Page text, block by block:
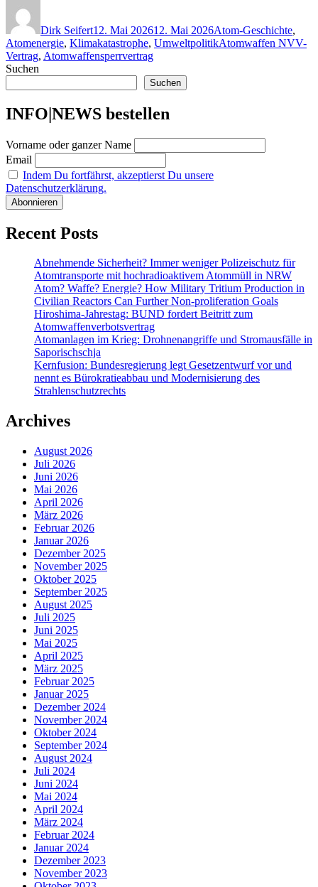
Sperrvertrag:
Nukleare
Risiken
Dirk Seifert12. Mai 202612. Mai 2026Atom-Geschichte,
Atomenergie, Klimakatastrophe, UmweltpolitikSchlagwörter
Atomwaffen NVV-
Vertrag, Atomwaffensperrvertrag
Suchen
Suchen
INFO|NEWS bestellen
Vorname oder ganzer Name
Email
Indem Du fortfährst, akzeptierst Du unsere
Datenschutzerklärung.
Recent Posts
Abnehmende Sicherheit? Immer weniger Polizeischutz für
Atomtransporte mit hochradioaktivem Atommüll in NRW
Atom? Waffe? Energie? How Military Tritium Production in
Civilian Reactors Can Further Non-proliferation Goals
Hiroshima-Jahrestag: BUND fordert Beitritt zum
Atomwaffenverbotsvertrag
Atomanlagen im Krieg: Drohnenangriffe und Stromausfälle in
Saporischschja
Kernfusion: Bundesregierung legt Gesetzentwurf vor und
nennt es Bürokratieabbau und Modernisierung des
Strahlenschutzrechts
Archives
August 2026
Juli 2026
Juni 2026
Mai 2026
April 2026
März 2026
Februar 2026
Januar 2026
Dezember 2025
November 2025
Oktober 2025
September 2025
August 2025
Juli 2025
Juni 2025
Mai 2025
April 2025
März 2025
Februar 2025
Januar 2025
Dezember 2024
November 2024
Oktober 2024
September 2024
August 2024
Juli 2024
Juni 2024
Mai 2024
April 2024
März 2024
Februar 2024
Januar 2024
Dezember 2023
November 2023